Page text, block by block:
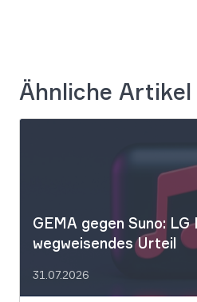
Ähnliche Artikel
GEMA gegen Suno:
wegweisendes Urteil
31.07.2026